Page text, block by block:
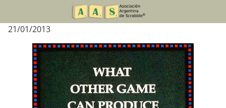
content
21/01/2013